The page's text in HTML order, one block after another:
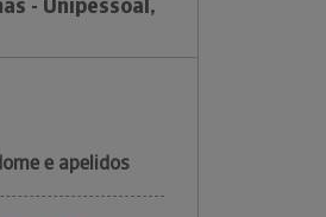
- Unipessoal,
e apelidos